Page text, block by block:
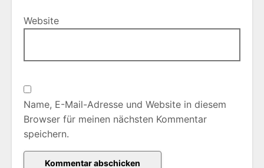
Website
Name, E-Mail-Adresse und Website in diesem
Browser für meinen nächsten Kommentar
speichern.